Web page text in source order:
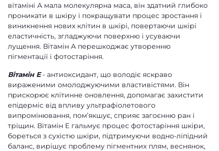
вітаміні А мала молекулярна маса, він здатний глибоко
проникати в шкіру і покращувати процес зростання і
виникнення нових клітин в шкірі, повертаючи шкірі
еластичність, згладжуючи поверхню і усуваючи
лущення. Вітамін А перешкоджає утворенню
пігментації і фотостаріння.
Вітамін Е- антиоксидант, що володіє яскраво
вираженими омолоджуючими властивістями. Він
прискорює клітинне оновлення, допомагає захистити
епідерміс від впливу ультрафіолетового
випромінювання, пом’якшує, сприяє загоєнню ран і
тріщин. Вітамін Е гальмує процес фотостаріння шкіри,
бореться з сухістю шкіри, підтримуючи водно-ліпідний
баланс, вирішує проблему пігментних плям, веснянок,